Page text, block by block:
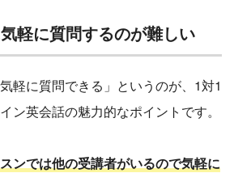
軽に質問するのが難しい
軽に質問できる」というのが、1対1
ン英会話の魅力的なポイントです。
ンでは他の受講者がいるので気軽に